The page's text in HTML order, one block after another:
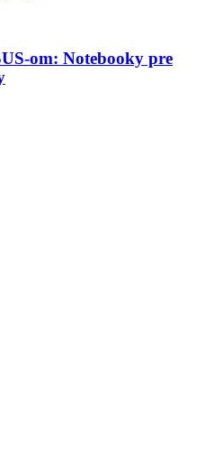
om: Notebooky pre